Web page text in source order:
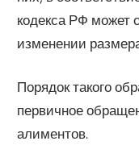
кодекса РФ может
изменении
Порядок такого
первичное
алиментов.